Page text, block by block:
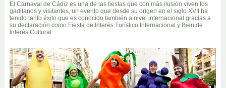
El Carnaval de Cádiz es una de las fiestas que con más ilusión viven los
gaditanos y visitantes, un evento que desde su origen en el siglo XVII ha
tenido tanto éxito que es conocido también a nivel internacional gracias a
su declaración como Fiesta de Interés Turístico Internacional y Bien de
Interés Cultural.